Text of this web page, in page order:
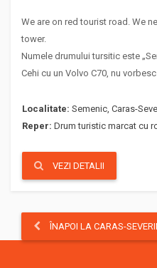
We are on red tourist road. We
tower.
Numele drumului tursitic este
Cehi cu un Volvo C70, nu
Localitate: Semenic, Caras-
Reper: Drum turistic marcat cu
VEZI DETALII
ÎNAPOI LA CARAS-